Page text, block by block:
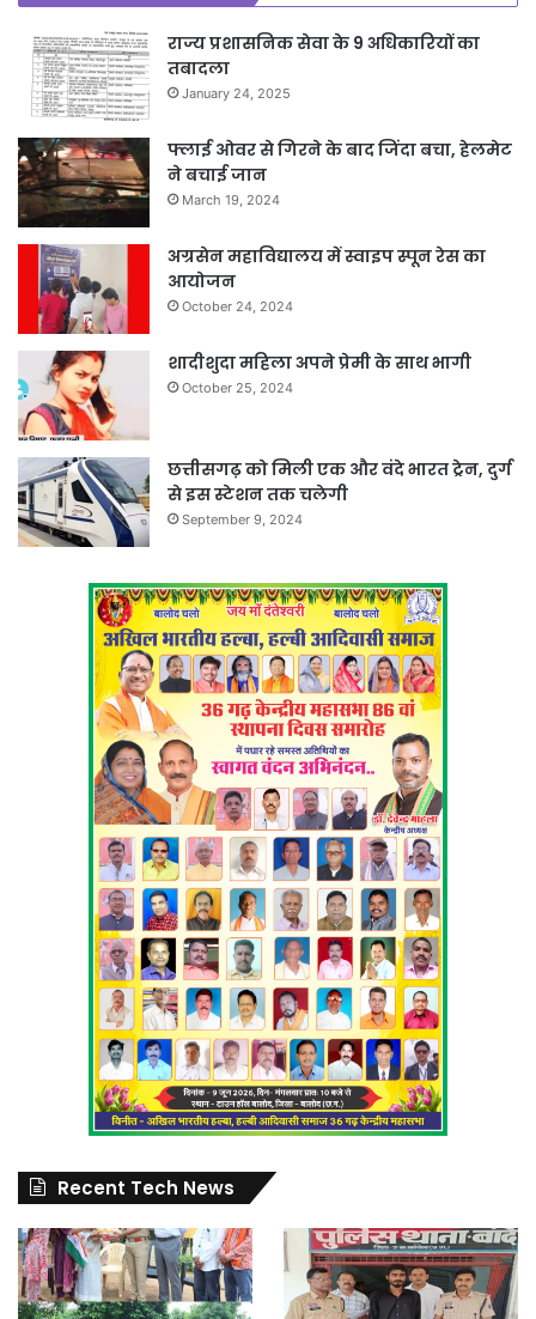
राज्य प्रशासनिक सेवा के 9 अधिकारियों का
तबादला
January 24, 2025
फ्लाई ओवर से गिरने के बाद जिंदा बचा, हेलमेट
ने बचाई जान
March 19, 2024
अग्रसेन महाविद्यालय में स्वाइप स्पून रेस का
आयोजन
October 24, 2024
शादीशुदा महिला अपने प्रेमी के साथ भागी
October 25, 2024
छत्तीसगढ़ को मिली एक और वंदे भारत ट्रेन, दुर्ग
से इस स्टेशन तक चलेगी
September 9, 2024
Recent Tech News